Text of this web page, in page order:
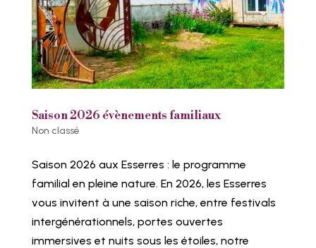
Saison 2026 évènements familiaux
Non classé
Saison 2026 aux Esserres : le programme
familial en pleine nature. En 2026, les Esserres
vous invitent à une saison riche, entre festivals
intergénérationnels, portes ouvertes
immersives et nuits sous les étoiles, notre